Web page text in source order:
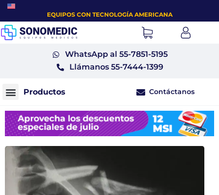
EQUIPOS CON TECNOLOGÍA AMERICANA
WhatsApp al 55-7851-5195
Llámanos 55-7444-1399
Contáctanos